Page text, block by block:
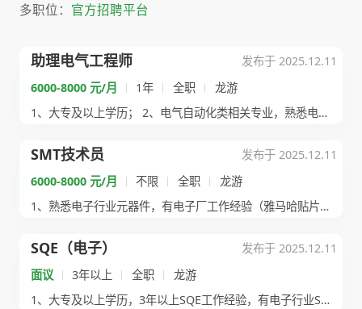
多职位： 官方招聘平台
助理电气工程师
发布于 2025.12.11
6000-8000 元/月
1年 全职
龙游
1、大专及以上学历； 2、电气自动化类相关专业，熟悉电气电...
SMT技术员
发布于 2025.12.11
6000-8000 元/月
不限 全职
龙游
1、熟悉电子行业元器件，有电子厂工作经验（雅马哈贴片机或松下...
SQE（电子）
发布于 2025.12.11
面议
3年以上 全职
龙游
1、大专及以上学历，3年以上SQE工作经验，有电子行业SQE...